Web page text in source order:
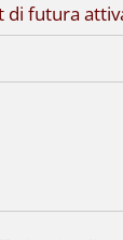
di futura